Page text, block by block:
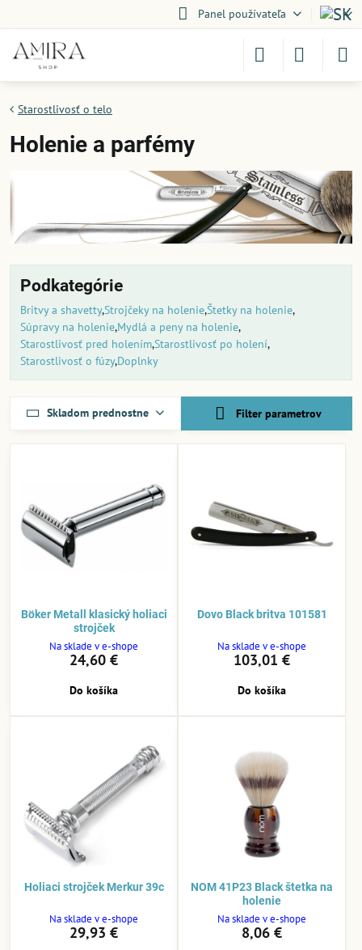
Panel používateľa
Starostlivosť o telo
Holenie a parfémy
Podkategórie
Britvy a shavettyStrojčeky na holenieŠtetky na holenie
Súpravy na holenie Mydlá a peny na holenie
Starostlivosť pred holenímStarostlivosť po holení
Starostlivosť o fúzy Doplnky
Skladom prednostne Filter parametrov
Böker Metall klasický holiaci
strojček
Na sklade v e-shope
24,60 €
Do košíka
Dovo Black britva 101581
Na sklade v e-shope
103,01 €
Do košíka
Holiaci strojček Merkur 39c
Na sklade v e-shope
29,93 €
NOM 41P23 Black štetka na
holenie
Na sklade v e-shope
8,06 €